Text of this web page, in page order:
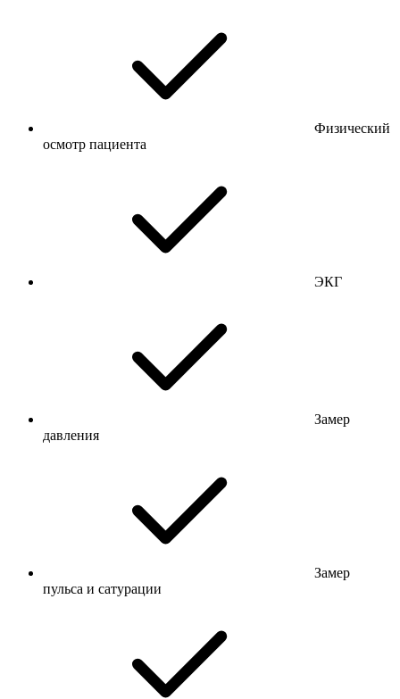
Физический
осмотр пациента
ЭКГ
Замер
давления
Замер
пульса и сатурации